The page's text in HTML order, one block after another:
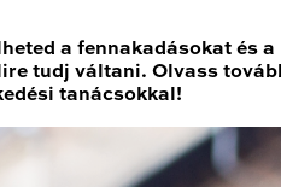
a fennakadásokat és
tudj váltani. Olvass
tanácsokkal!